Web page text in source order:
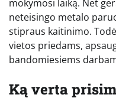
mokymosi laiką. Net
neteisingo metalo
stipraus kaitinimo.
vietos priedams,
bandomiesiems
Ką verta